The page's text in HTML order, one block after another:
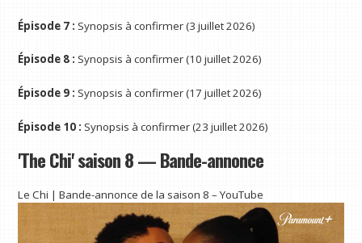
Épisode 7 : Synopsis à confirmer (3 juillet 2026)
Épisode 8 : Synopsis à confirmer (10 juillet 2026)
Épisode 9 : Synopsis à confirmer (17 juillet 2026)
Épisode 10 : Synopsis à confirmer (23 juillet 2026)
'The Chi' saison 8 — Bande-annonce
Le Chi | Bande-annonce de la saison 8 – YouTube